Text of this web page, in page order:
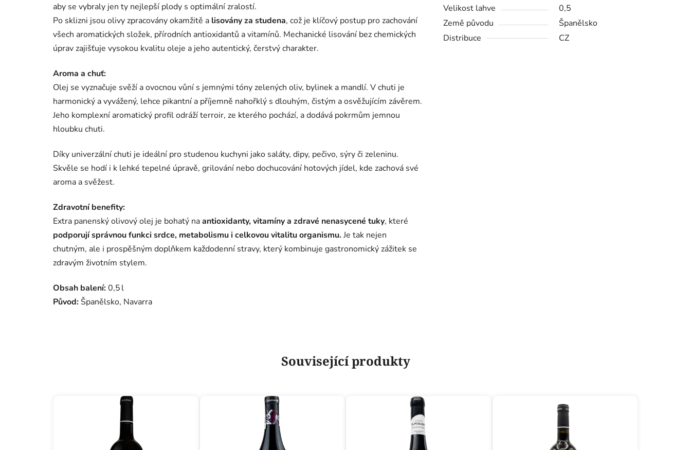
aby se vybraly jen ty nejlepší plody s optimální zralostí.
Po sklizni jsou olivy zpracovány okamžitě a lisoványza studena, což je klíčový postup pro zachování
všech aromatických složek, přírodních antioxidantů a vitamínů. Mechanické lisování bez chemických
úprav zajišťuje vysokou kvalitu oleje a jeho autentický, čerstvý charakter.
Aroma a chuť:
Olej se vyznačuje svěží a ovocnou vůní s jemnými tóny zelených oliv, bylinek a mandlí. V chuti je
harmonický a vyvážený, lehce pikantní a příjemně nahořklý s dlouhým, čistým a osvěžujícím závěrem.
Jeho komplexní aromatický profil odráží terroir, ze kterého pochází, a dodává pokrmům jemnou
hloubku chuti.
Díky univerzální chuti je ideální pro studenou kuchyni jako saláty, dipy, pečivo, sýry či zeleninu.
Skvěle se hodí i k lehké tepelné úpravě, grilování nebo dochucování hotových jídel, kde zachová své
aroma a svěžest.
Zdravotní benefity:
Extra panenský olivový olej je bohatý naantioxidanty, vitamíny a zdravé nenasycené tuky, které
podporují správnou funkci srdce, metabolismu i celkovou vitalitu organismu. Je tak nejen
chutným, ale i prospěšným doplňkem každodenní stravy, který kombinuje gastronomický zážitek se
zdravým životním stylem.
Obsah balení:0,5 l
Původ:Španělsko, Navarra
Velikost lahve
0,5
Země původu
Španělsko
Distribuce
CZ
Související produkty